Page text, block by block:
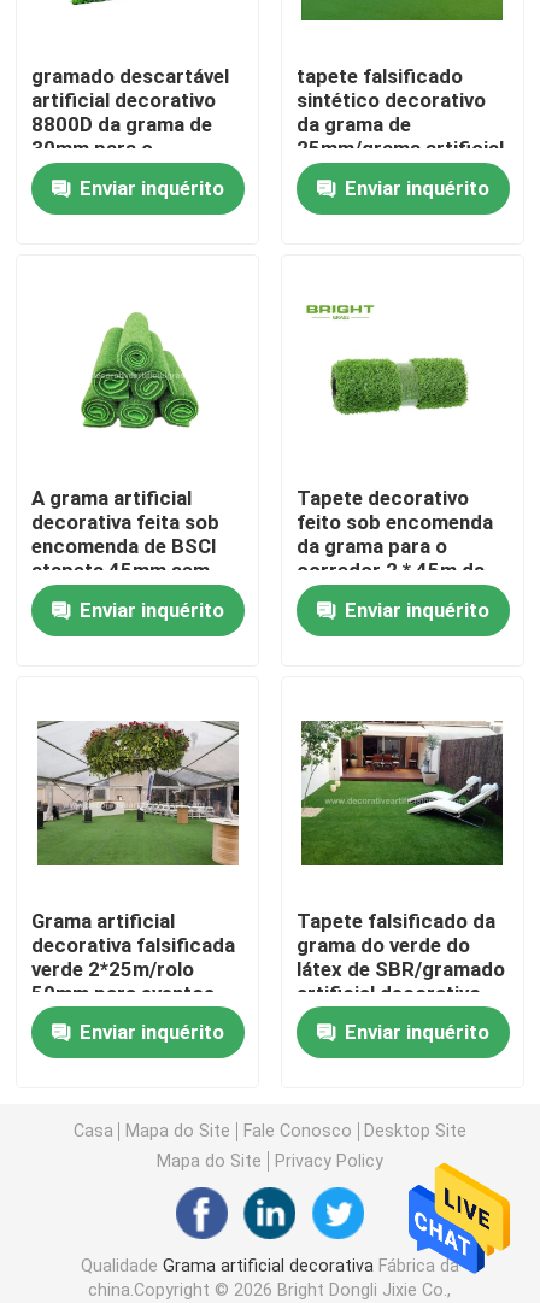
Produtos
Sobre nós
Controle de qualidade
Notícia
casos
Grama artificial decorativa
Relvado artificial da grama
pétalas de flores artificiais
Bola da flor artificial
Plantas artificiais da decoração
Ornamento decorativos
Moss Mat artificial
gramado descartável
artificial decorativo
8800D da grama de
30mm para o
banquete de
casamentoEnviar inquérito
tapete falsificado
sintético decorativo
da grama de
25mm/grama artificial
verde da escada
60*120cmEnviar inquérito
A grama artificial
decorativa feita sob
encomenda de BSCI
atapeta 45mm sem
suportar 100cm *
100cmEnviar inquérito
Tapete decorativo
feito sob encomenda
da grama para o
corredor 2 * 45m da
tabela da
tabela/grama do falso
Enviar inquérito
Grama artificial
decorativa falsificada
verde 2*25m/rolo
50mm para eventos
exteriores
Enviar inquérito
Tapete falsificado da
grama do verde do
látex de SBR/gramado
artificial decorativo
da grama para 30mm
internosEnviar inquérito
Casa Mapa do Site Fale Conosco
Desktop Site
Mapa do Site
Privacy Policy
Qualidade Grama artificial decorativa Fábrica da
china.Copyright © 2026 Bright Dongli Jixie Co.,